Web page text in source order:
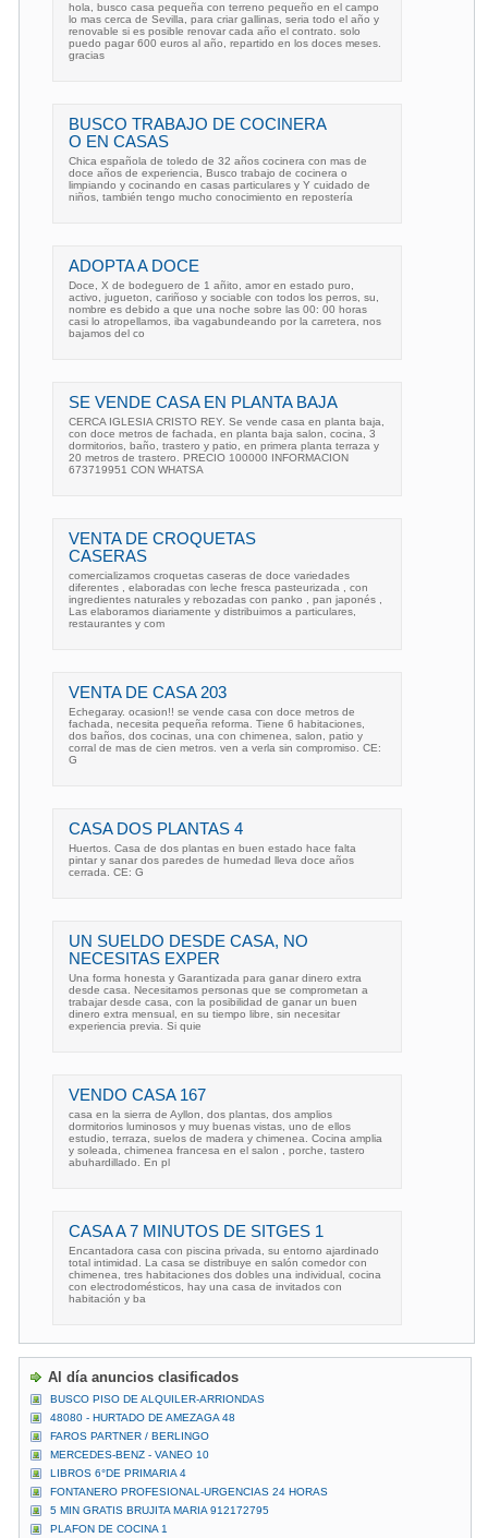
hola, busco casa pequeña con terreno pequeño en el campo
lo mas cerca de Sevilla, para criar gallinas, seria todo el año y
renovable si es posible renovar cada año el contrato. solo
puedo pagar 600 euros al año, repartido en los doces meses.
gracias
BUSCO TRABAJO DE COCINERA
O EN CASAS
Chica española de toledo de 32 años cocinera con mas de
doce años de experiencia, Busco trabajo de cocinera o
limpiando y cocinando en casas particulares y Y cuidado de
niños, también tengo mucho conocimiento en repostería
ADOPTA A DOCE
Doce, X de bodeguero de 1 añito, amor en estado puro,
activo, jugueton, cariñoso y sociable con todos los perros, su,
nombre es debido a que una noche sobre las 00: 00 horas
casi lo atropellamos, iba vagabundeando por la carretera, nos
bajamos del co
SE VENDE CASA EN PLANTA BAJA
CERCA IGLESIA CRISTO REY. Se vende casa en planta baja,
con doce metros de fachada, en planta baja salon, cocina, 3
dormitorios, baño, trastero y patio, en primera planta terraza y
20 metros de trastero. PRECIO 100000 INFORMACION
673719951 CON WHATSA
VENTA DE CROQUETAS
CASERAS
comercializamos croquetas caseras de doce variedades
diferentes , elaboradas con leche fresca pasteurizada , con
ingredientes naturales y rebozadas con panko , pan japonés ,
Las elaboramos diariamente y distribuimos a particulares,
restaurantes y com
VENTA DE CASA 203
Echegaray. ocasion!! se vende casa con doce metros de
fachada, necesita pequeña reforma. Tiene 6 habitaciones,
dos baños, dos cocinas, una con chimenea, salon, patio y
corral de mas de cien metros. ven a verla sin compromiso. CE:
G
CASA DOS PLANTAS 4
Huertos. Casa de dos plantas en buen estado hace falta
pintar y sanar dos paredes de humedad lleva doce años
cerrada. CE: G
UN SUELDO DESDE CASA, NO
NECESITAS EXPER
Una forma honesta y Garantizada para ganar dinero extra
desde casa. Necesitamos personas que se comprometan a
trabajar desde casa, con la posibilidad de ganar un buen
dinero extra mensual, en su tiempo libre, sin necesitar
experiencia previa. Si quie
VENDO CASA 167
casa en la sierra de Ayllon, dos plantas, dos amplios
dormitorios luminosos y muy buenas vistas, uno de ellos
estudio, terraza, suelos de madera y chimenea. Cocina amplia
y soleada, chimenea francesa en el salon , porche, tastero
abuhardillado. En pl
CASA A 7 MINUTOS DE SITGES 1
Encantadora casa con piscina privada, su entorno ajardinado
total intimidad. La casa se distribuye en salón comedor con
chimenea, tres habitaciones dos dobles una individual, cocina
con electrodomésticos, hay una casa de invitados con
habitación y ba
Al día anuncios clasificados
BUSCO PISO DE ALQUILER-ARRIONDAS
48080 - HURTADO DE AMEZAGA 48
FAROS PARTNER / BERLINGO
MERCEDES-BENZ - VANEO 10
LIBROS 6°DE PRIMARIA 4
FONTANERO PROFESIONAL-URGENCIAS 24 HORAS
5 MIN GRATIS BRUJITA MARIA 912172795
PLAFON DE COCINA 1